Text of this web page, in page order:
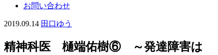
お問い合わせ
2019.09.14 田口ゆう
精神科医 樋端佑樹⑥ ～発達障害は